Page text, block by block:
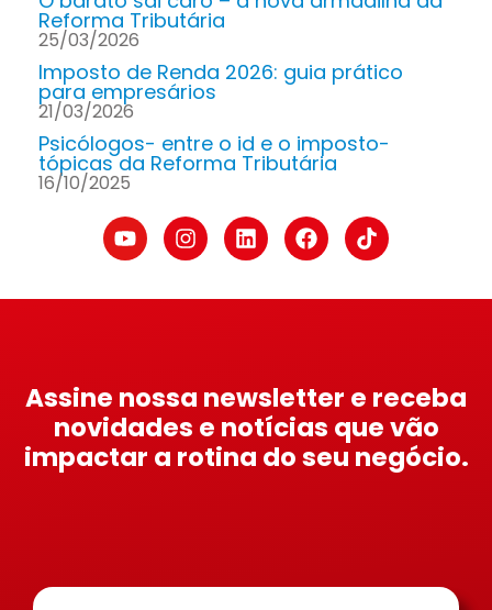
Reforma Tributária
25/03/2026
Imposto de Renda 2026: guia prático
para empresários
21/03/2026
Psicólogos- entre o id e o imposto-
tópicas da Reforma Tributária
16/10/2025
Assine nossa newsletter e receba
novidades e notícias que vão
impactar a rotina do seu negócio.